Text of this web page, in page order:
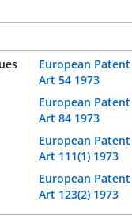
European
Art 54 1973
European
Art 84 1973
European
Art 111(1) 1973
European
Art 123(2) 1973